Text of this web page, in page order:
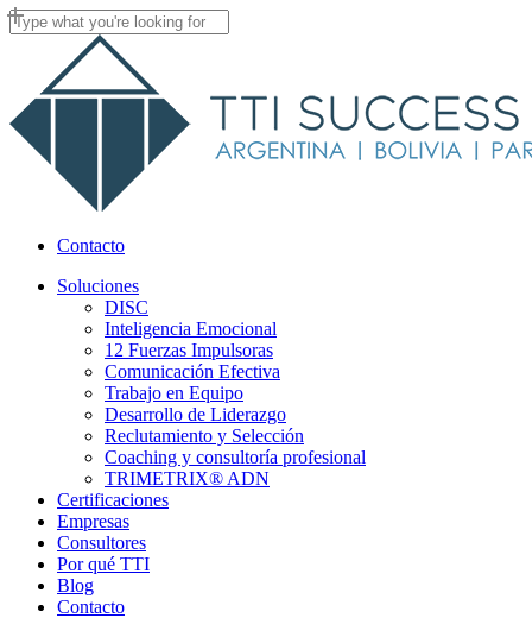
Skip
to
content
Contacto
Menu
Soluciones
DISC
Inteligencia Emocional
12 Fuerzas Impulsoras
Comunicación Efectiva
Trabajo en Equipo
Desarrollo de Liderazgo
Reclutamiento y Selección
Coaching y consultoría profesional
TRIMETRIX® ADN
Certificaciones
Empresas
Consultores
Por qué TTI
Blog
Contacto